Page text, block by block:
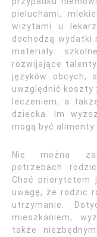
pieluchami,
wizytami u
dochodzą wydatki
materiały
rozwijające
języków obcych,
uwzględnić koszty
leczeniem, a
dziecka. Im
mogą być alimenty.
Nie można
potrzebach
Choć priorytetem
uwagę, że rodzic
utrzymanie.
mieszkaniem,
także